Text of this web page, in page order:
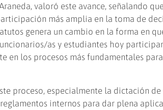
valoró este avance, señalando
más amplia en la toma de
genera un cambio en la forma en
as y estudiantes hoy
los procesos más fundamentales
proceso, especialmente la dictación de
internos para dar plena